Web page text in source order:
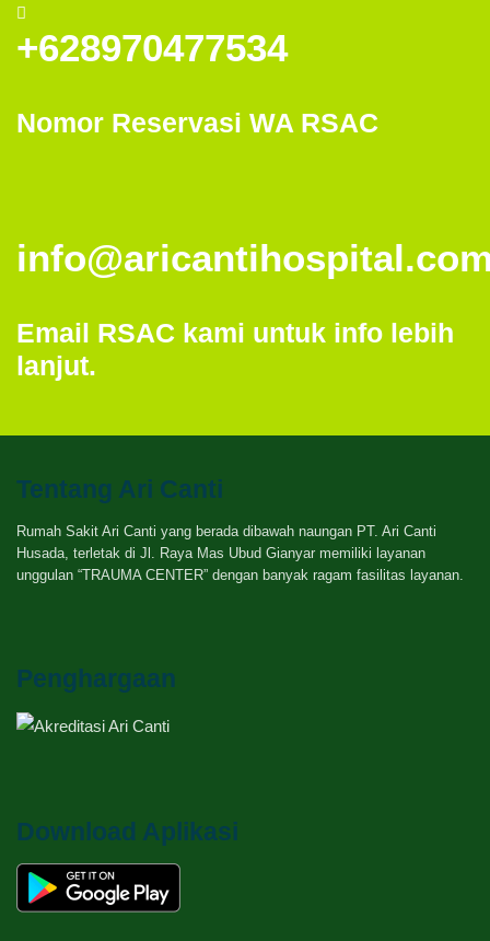
+628970477534
Nomor Reservasi WA RSAC
Email RSAC kami untuk info lebih
lanjut.
Tentang Ari Canti
Rumah Sakit Ari Canti yang berada dibawah naungan PT. Ari Canti
Husada, terletak di Jl. Raya Mas Ubud Gianyar memiliki layanan
unggulan “TRAUMA CENTER” dengan banyak ragam fasilitas layanan.
Penghargaan
Download Aplikasi